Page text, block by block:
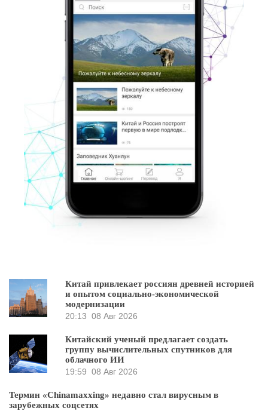
Китай привлекает россиян древней историей
и опытом социально-экономической
модернизации
20:13 08 Авг 2026
Китайский ученый предлагает создать
группу вычислительных спутников для
облачного ИИ
19:59 08 Авг 2026
Термин «Chinamaxxing» недавно стал вирусным в
зарубежных соцсетях